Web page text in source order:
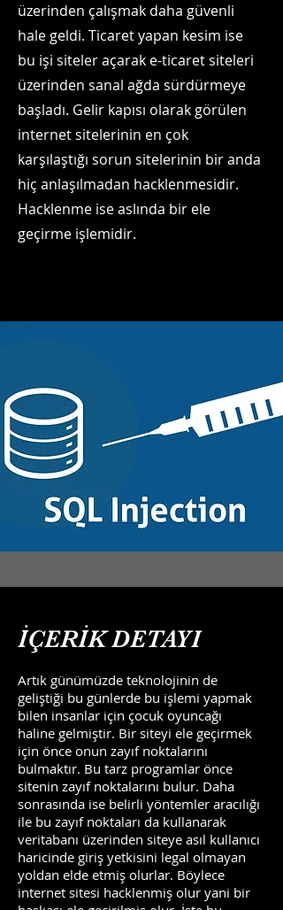
üzerinden çalışmak daha güvenli
hale geldi. Ticaret yapan kesim ise
bu işi siteler açarak e-ticaret siteleri
üzerinden sanal ağda sürdürmeye
başladı. Gelir kapısı olarak görülen
internet sitelerinin en çok
karşılaştığı sorun sitelerinin bir anda
hiç anlaşılmadan hacklenmesidir.
Hacklenme ise aslında bir ele
geçirme işlemidir.
İÇERİK DETAYI
Artık günümüzde teknolojinin de
geliştiği bu günlerde bu işlemi yapmak
bilen insanlar için çocuk oyuncağı
haline gelmiştir. Bir siteyi ele geçirmek
için önce onun zayıf noktalarını
bulmaktır. Bu tarz programlar önce
sitenin zayıf noktalarını bulur. Daha
sonrasında ise belirli yöntemler aracılığı
ile bu zayıf noktaları da kullanarak
veritabanı üzerinden siteye asıl kullanıcı
haricinde giriş yetkisini legal olmayan
yoldan elde etmiş olurlar. Böylece
internet sitesi hacklenmiş olur yani bir